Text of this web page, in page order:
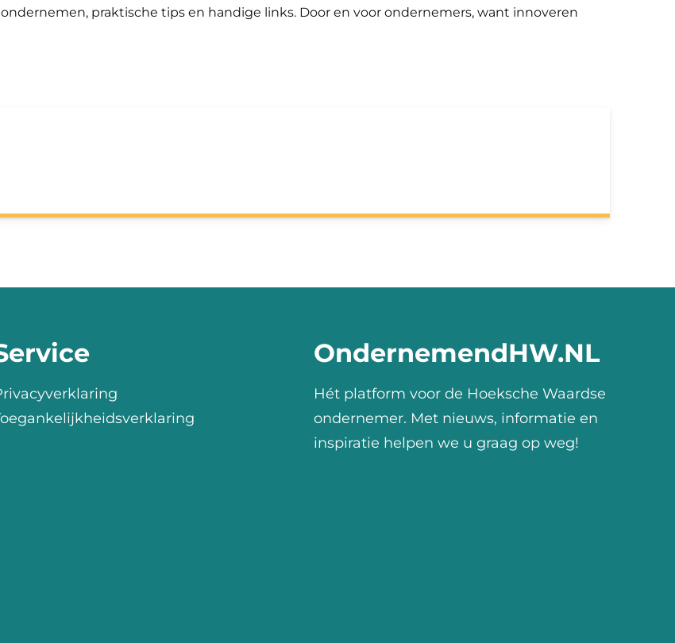
praktische tips en handige links. Door en voor ondernemers, want innoveren
OndernemendHW.NL
Hét platform voor de Hoeksche Waardse
ondernemer. Met nieuws, informatie en
inspiratie helpen we u graag op weg!